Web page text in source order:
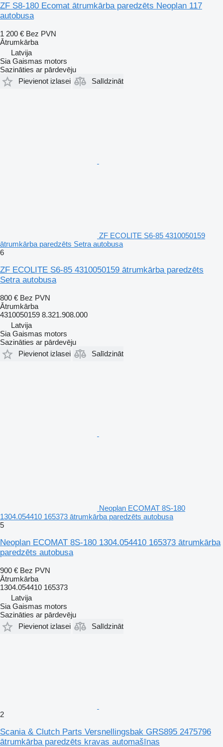
ZF S8-180 Ecomat ātrumkārba paredzēts Neoplan 117
autobusa
1 200 € Bez PVN
Ātrumkārba
Latvija
Sia Gaismas motors
Sazināties ar pārdevēju
Pievienot izlasei
Salīdzināt
ZF ECOLITE S6-85 4310050159
ātrumkārba paredzēts Setra autobusa
6
ZF ECOLITE S6-85 4310050159 ātrumkārba paredzēts
Setra autobusa
800 € Bez PVN
Ātrumkārba
4310050159 8.321.908.000
Latvija
Sia Gaismas motors
Sazināties ar pārdevēju
Pievienot izlasei
Salīdzināt
Neoplan ECOMAT 8S-180
1304.054410 165373 ātrumkārba paredzēts autobusa
5
Neoplan ECOMAT 8S-180 1304.054410 165373 ātrumkārba
paredzēts autobusa
900 € Bez PVN
Ātrumkārba
1304.054410 165373
Latvija
Sia Gaismas motors
Sazināties ar pārdevēju
Pievienot izlasei
Salīdzināt
2
Scania & Clutch Parts Versnellingsbak GRS895 2475796
ātrumkārba paredzēts kravas automašīnas